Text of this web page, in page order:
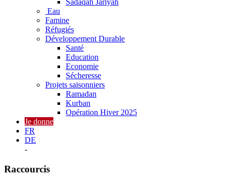
Sadaqah Jariyah
Eau
Famine
Réfugiés
Développement Durable
Santé
Education
Economie
Sécheresse
Projets saisonniers
Ramadan
Kurban
Opération Hiver 2025
Je donne
FR
DE
-
Raccourcis